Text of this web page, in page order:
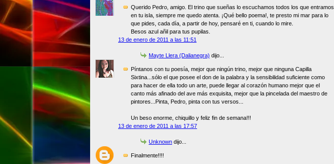
Querido Pedro, amigo. El trino que sueñas lo escuchamos todos los que entramos
en tu isla, siempre me quedo atenta. ¡Qué bello poema!, te presto mi mar para lo
que pides, cada día, a partir de hoy, pensaré en ti, cuando lo mire.
Besos azul añil para tus pupilas.
13 de enero de 2011 a las 11:51
Mayte Llera (Dalianegra) dijo...
Píntanos con tu poesía, mejor que ningún trino, mejor que ninguna Capilla
Sixtina...sólo el que posee el don de la palabra y la sensibilidad suficiente como
para hacer de ella todo un arte, puede llegar al corazón humano mejor que el
canto más afinado del ave más exquisita, mejor que la pincelada del maestro de
pintores...Pinta, Pedro, pinta con tus versos...
Un beso enorme, chiquillo y feliz fin de semana!!!
13 de enero de 2011 a las 17:57
Unknown dijo...
Finalmente!!!!